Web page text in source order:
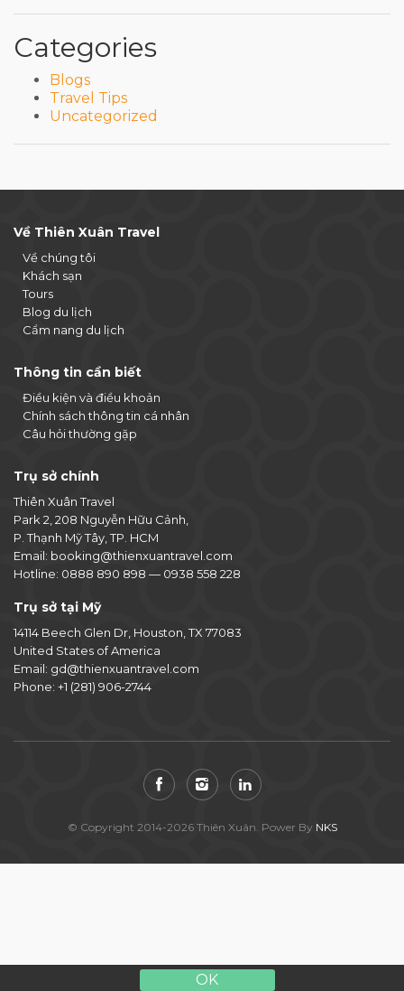
OK
Categories
Blogs
Travel Tips
Uncategorized
Về Thiên Xuân Travel
Về chúng tôi
Khách sạn
Tours
Blog du lịch
Cẩm nang du lịch
Thông tin cần biết
Điều kiện và điều khoản
Chính sách thông tin cá nhân
Câu hỏi thường gặp
Trụ sở chính
Thiên Xuân Travel
Park 2, 208 Nguyễn Hữu Cảnh,
P. Thạnh Mỹ Tây, TP. HCM
Email: booking@thienxuantravel.com
Hotline: 0888 890 898 — 0938 558 228
Trụ sở tại Mỹ
14114 Beech Glen Dr, Houston, TX 77083
United States of America
Email: gd@thienxuantravel.com
Phone: +1 (281) 906-2744
© Copyright 2014-2026 Thiên Xuân. Power By NKS